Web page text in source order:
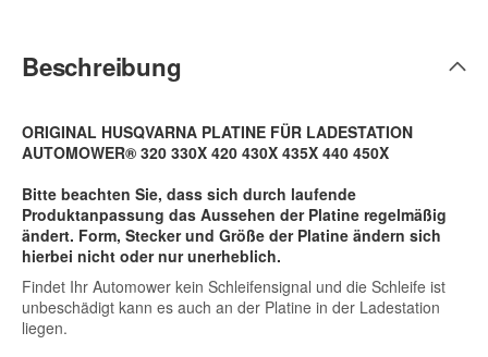
Beschreibung
ORIGINAL HUSQVARNA PLATINE FÜR LADESTATION
AUTOMOWER® 320 330X 420 430X 435X 440 450X
Bitte beachten Sie, dass sich durch laufende
Produktanpassung das Aussehen der Platine regelmäßig
ändert. Form, Stecker und Größe der Platine ändern sich
hierbei nicht oder nur unerheblich.
Findet Ihr Automower kein Schleifensignal und die Schleife ist
unbeschädigt kann es auch an der Platine in der Ladestation
liegen.